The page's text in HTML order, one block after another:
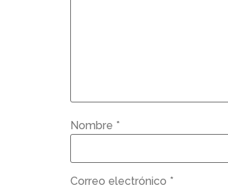
Nombre *
Correo electrónico *